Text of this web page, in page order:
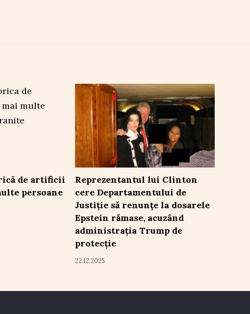
de artificii
persoane
Reprezentantul lui Clinton
cere Departamentului de
Justiție să renunțe la dosarele
Epstein rămase, acuzând
administrația Trump de
protecție
22.12.2025